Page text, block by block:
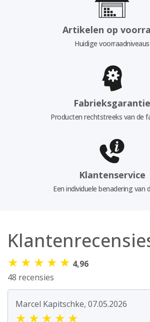
Artikelen op
Huidige voorraadniveaus
Fabrieksgarantie
Producten rechtstreeks van de
Klantenservice
Een individuele benadering van
★ ★ ★ ★ ★ 4,96
48 recensies
Marcel Kapitschke, 07.05.2026
★ ★ ★ ★ ★